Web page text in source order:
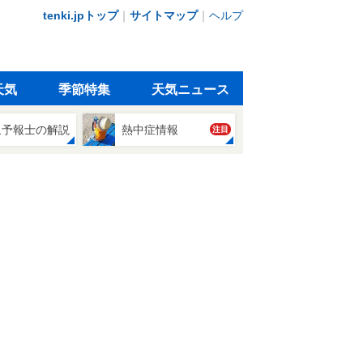
tenki.jpトップ｜ サイトマップ｜ ヘルプ
気 季節特集 天気ニュース
報士の解説 熱中症情報 注目